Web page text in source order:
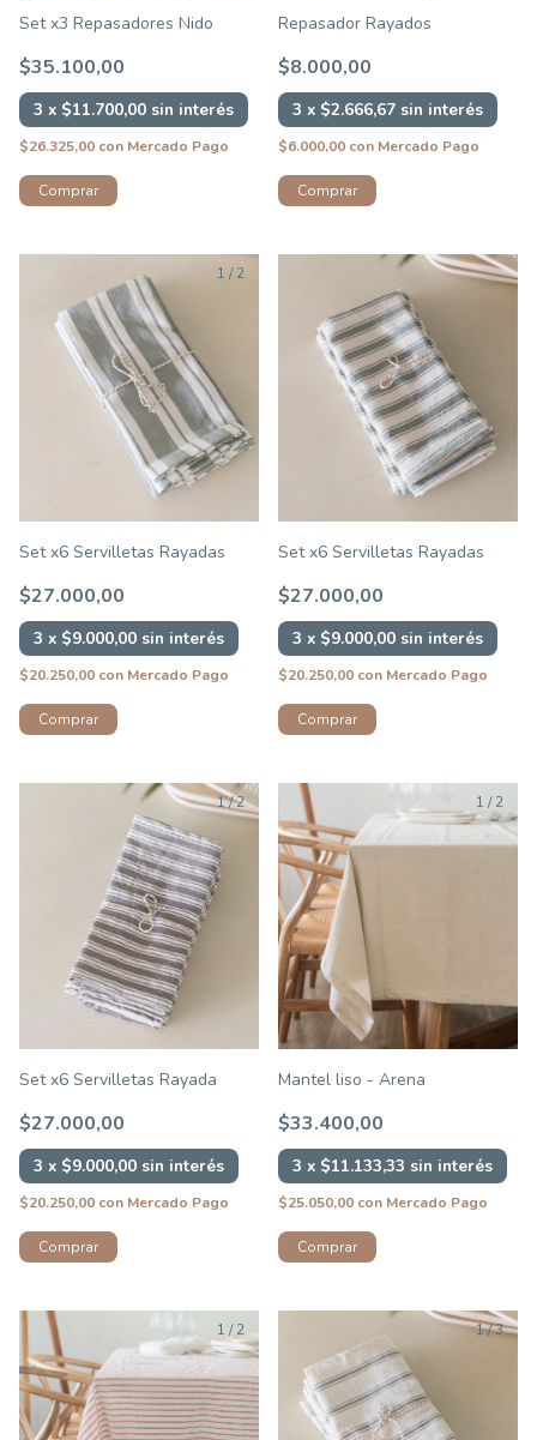
Set x3 Repasadores Nido
$35.100,00
3 x $11.700,00 sin interés
$26.325,00 con Mercado Pago
Repasador Rayados
$8.000,00
3 x $2.666,67 sin interés
$6.000,00 con Mercado Pago
1 /2
Set x6 Servilletas Rayadas
$27.000,00
3 x $9.000,00 sin interés
$20.250,00 con Mercado Pago
Comprar
Set x6 Servilletas Rayadas
$27.000,00
3 x $9.000,00 sin interés
$20.250,00 con Mercado Pago
Comprar
1/2
Set x6 Servilletas Rayada
$27.000,00
3 x $9.000,00 sin interés
$20.250,00 con Mercado Pago
Comprar
1 /2
Mantel liso - Arena
$33.400,00
3 x $11.133,33 sin interés
$25.050,00 con Mercado Pago
1 /2 1/3